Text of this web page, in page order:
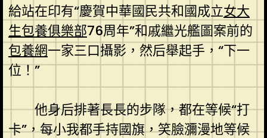
給站在印有“慶賀中華國民共和國成立女大
生包養俱樂部76周年”和戚繼光艦圖案前的
包養網一家三口攝影，然后舉起手，“下一
位！”
他身后排著長長的步隊，都在等候“打
卡”，每小我都手持國旗，笑臉瀰漫地等候